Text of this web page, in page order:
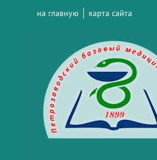
на главную карта сайта